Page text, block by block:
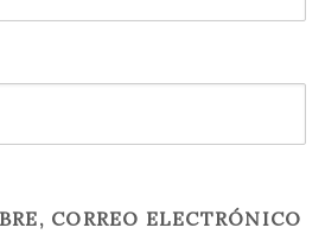
CORREO ELECTRÓNICO